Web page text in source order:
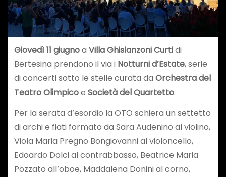
Giovedì 11 giugnoa Villa Ghislanzoni Curtidi
Bertesina prendono il via i Notturni d’Estate, serie
di concerti sotto le stelle curata da Orchestra del
Teatro Olimpicoe Società del Quartetto.
Per la serata d’esordio la OTO schiera un settetto
di archi e fiati formato da Sara Audenino al violino,
Viola Maria Pregno Bongiovanni al violoncello,
Edoardo Dolci al contrabbasso, Beatrice Maria
Pozzato all’oboe, Maddalena Donini al corno,